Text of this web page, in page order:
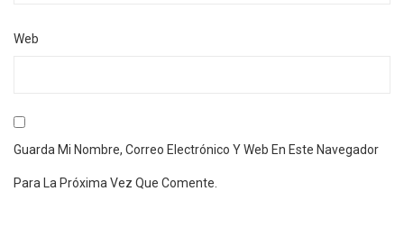
Web
Guarda Mi Nombre, Correo Electrónico Y Web En Este Navegador
Para La Próxima Vez Que Comente.